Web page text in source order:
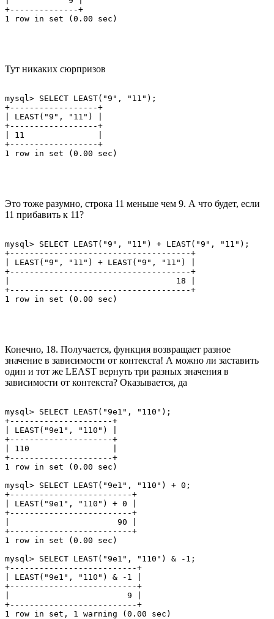
+--------------+
Тут никаких сюрпризов
mysql> SELECT LEAST("9", "11");
+------------------+
| LEAST("9", "11") |
+------------------+
| 11               |
+------------------+
Это тоже разумно, строка 11 меньше чем 9. А что будет, если
11 прибавить к 11?
mysql> SELECT LEAST("9", "11") + LEAST("9", "11");
+-------------------------------------+
| LEAST("9", "11") + LEAST("9", "11") |
+-------------------------------------+
|                                  18 |
+-------------------------------------+
Конечно, 18. Получается, функция возвращает разное
значение в зависимости от контекста! А можно ли заставить
один и тот же LEAST вернуть три разных значения в
зависимости от контекста? Оказывается, да
mysql> SELECT LEAST("9e1", "110");
+---------------------+
| LEAST("9e1", "110") |
+---------------------+
| 110                 |
+---------------------+
1 row in set (0.00 sec)
mysql> SELECT LEAST("9e1", "110") + 0;
+-------------------------+
| LEAST("9e1", "110") + 0 |
+-------------------------+
|                      90 |
+-------------------------+
1 row in set (0.00 sec)
mysql> SELECT LEAST("9e1", "110") & -1;
+--------------------------+
| LEAST("9e1", "110") & -1 |
+--------------------------+
|                        9 |
+--------------------------+
1 row in set, 1 warning (0.00 sec)